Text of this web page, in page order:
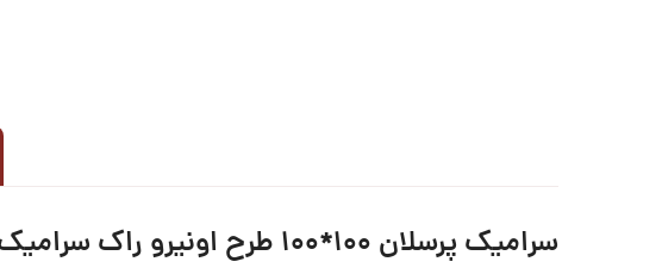
سرامیک پرسلان ۱۰۰*۱۰۰ طرح اونیرو راک سرامیک